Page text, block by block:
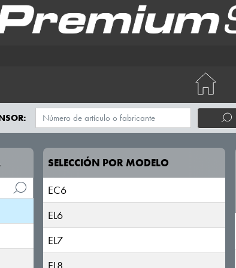
SELECCIÓN POR MODELO
EC6
EL6
EL7